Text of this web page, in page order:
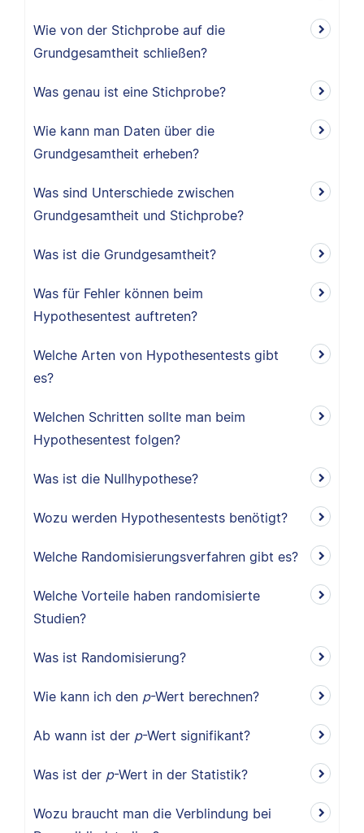
Wie von der Stichprobe auf die
Grundgesamtheit schließen?
Was genau ist eine Stichprobe?
Wie kann man Daten über die
Grundgesamtheit erheben?
Was sind Unterschiede zwischen
Grundgesamtheit und Stichprobe?
Was ist die Grundgesamtheit?
Was für Fehler können beim
Hypothesentest auftreten?
Welche Arten von Hypothesentests gibt
es?
Welchen Schritten sollte man beim
Hypothesentest folgen?
Was ist die Nullhypothese?
Wozu werden Hypothesentests benötigt?
Welche Randomisierungsverfahren gibt es?
Welche Vorteile haben randomisierte
Studien?
Was ist Randomisierung?
Wie kann ich den p-Wert berechnen?
Ab wann ist der p-Wert signifikant?
Was ist der p-Wert in der Statistik?
Wozu braucht man die Verblindung bei